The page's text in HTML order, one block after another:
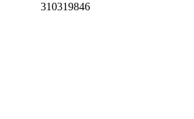
310319846